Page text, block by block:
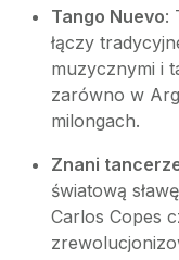
Tango Nuevo:
łączy
muzycznymi i
zarówno w
milongach.
Znani
światową
Carlos Copes